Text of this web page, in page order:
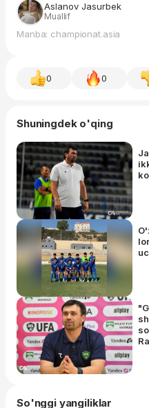
Aslanov Jasurbek
Muallif
Manba: championat.asia
0 0
Shuningdek o'qing
So'nggi yangiliklar